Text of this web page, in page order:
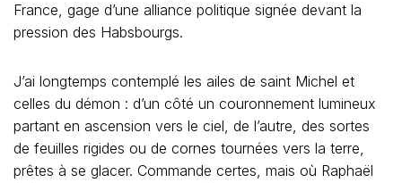
France, gage d’une alliance politique signée devant la
pression des Habsbourgs.
J’ai longtemps contemplé les ailes de saint Michel et
celles du démon : d’un côté un couronnement lumineux
partant en ascension vers le ciel, de l’autre, des sortes
de feuilles rigides ou de cornes tournées vers la terre,
prêtes à se glacer. Commande certes, mais où Raphaël